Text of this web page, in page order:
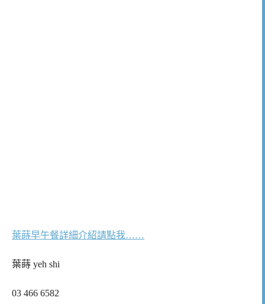
葉蒔早午餐詳細介紹請點我……
葉蒔 yeh shi
03 466 6582